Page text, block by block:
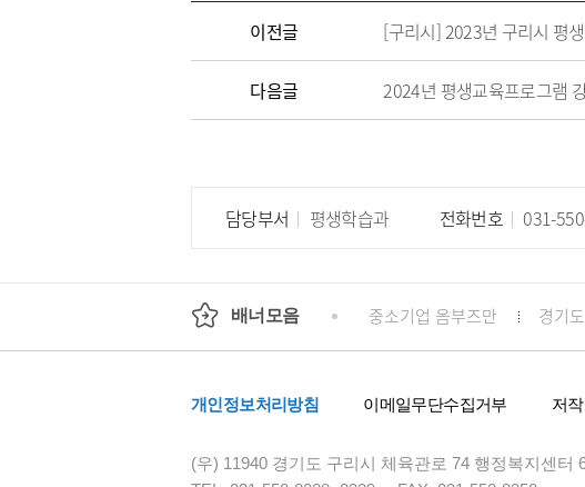
이전글 [구리시] 2023년 구리시 평
다음글 2024년 평생교육프로그램
담당부서 평생학습과 전화번호 031-
배너모음
경기도청 행정안전부 중소기업 옴부즈만 경기
개인정보처리방침 이메일무단수집거부 저
(우) 11940 경기도 구리시 체육관로 74 행정복지센터